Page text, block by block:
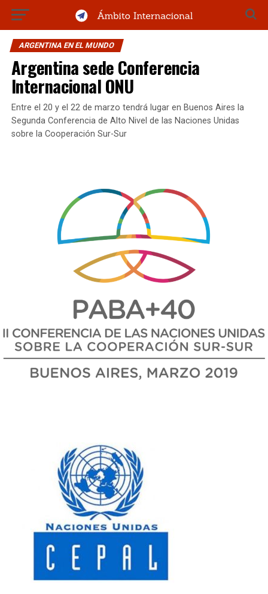
ARGENTINA EN EL MUNDO
Argentina sede Conferencia
Internacional ONU
Entre el 20 y el 22 de marzo tendrá lugar en Buenos Aires la
Segunda Conferencia de Alto Nivel de las Naciones Unidas
sobre la Cooperación Sur-Sur